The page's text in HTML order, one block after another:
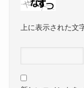
上に表示された文